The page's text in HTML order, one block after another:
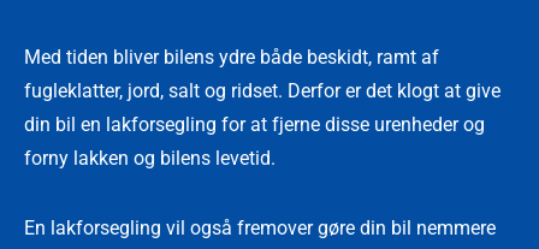
Med tiden bliver bilens ydre både beskidt, ramt af
fugleklatter, jord, salt og ridset. Derfor er det klogt at give
din bil en lakforsegling for at fjerne disse urenheder og
forny lakken og bilens levetid.
En lakforsegling vil også fremover gøre din bil nemmere